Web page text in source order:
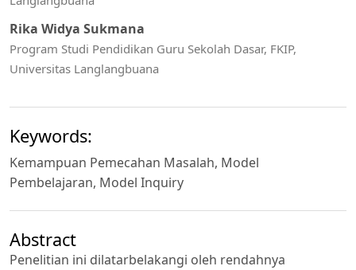
Rika Widya Sukmana
Program Studi Pendidikan Guru Sekolah Dasar, FKIP,
Universitas Langlangbuana
Keywords:
Kemampuan Pemecahan Masalah, Model
Pembelajaran, Model Inquiry
Abstract
Penelitian ini dilatarbelakangi oleh rendahnya